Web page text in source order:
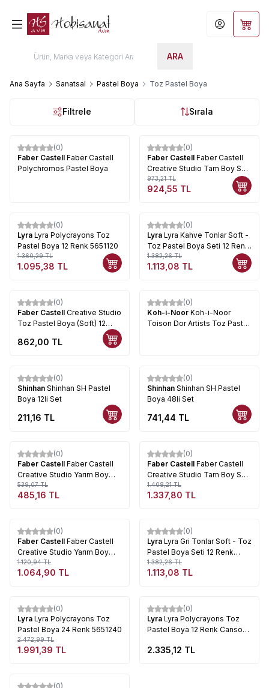
ARA
Hesabım
Ana Sayfa Sanatsal Pastel Boya Toz Pastel Boya
Filtrele Sırala
(0)
Faber Castell Faber Castell
Polychromos Pastel Boya
%5
(0)
Faber Castell Faber Castell
Creative Studio Tam Boy Soft
Pastel 24lü Kod:128324
973,21TL
924,55 TL
%19
(0)
Lyra Lyra Polycrayons Toz
Pastel Boya 12 Renk 5651120
1.360,29TL
1.095,38 TL
%19
(0)
Lyra Lyra Kahve Tonlar Soft -
Toz Pastel Boya Seti 12 Renk
5641121
1.382,26TL
1.113,08 TL
(0)
Faber Castell Creative Studio
Toz Pastel Boya (Soft) 12
862,00 TL
(0)
Koh-i-Noor Koh-i-Noor
Toison Dor Artists Toz Pastel
(0)
Shinhan Shinhan SH Pastel
Boya 12li Set
211,16 TL
(0)
Shinhan Shinhan SH Pastel
Boya 48li Set
741,44 TL
%10
(0)
Faber Castell Faber Castell
Creative Studio Yarım Boy
Soft Pastel 24lü Kod:128224
539,07TL
485,16 TL
%5
(0)
Faber Castell Faber Castell
Creative Studio Tam Boy Soft
Pastel 36lı Kod:128326
1.408,21TL
1.337,80 TL
%5
(0)
Faber Castell Faber Castell
Creative Studio Yarım Boy
Soft Pastel 48li Kod:128248
1.120,94TL
1.064,90 TL
%19
(0)
Lyra Lyra Gri Tonlar Soft - Toz
Pastel Boya Seti 12 Renk
5641122
1.382,26TL
1.113,08 TL
%19
(0)
Lyra Lyra Polycrayons Toz
Pastel Boya 24 Renk 5651240
2.472,99TL
1.991,39 TL
(0)
Lyra Lyra Polycrayons Toz
Pastel Boya 12 Renk Canson
2.335,12 TL
(0)